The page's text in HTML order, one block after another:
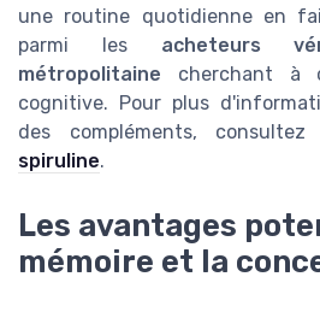
une routine quotidienne en
parmi les acheteurs
métropolitaine cherchant à
cognitive. Pour plus
des compléments,
spiruline.
Les avantages
mémoire et la